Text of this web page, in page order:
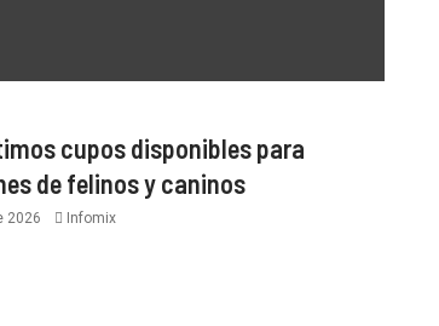
cupos disponibles para
de felinos y caninos
2026 Infomix